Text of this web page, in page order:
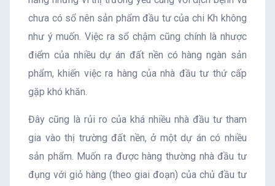
chưa có sổ nên sản phẩm đầu tư của chi Kh không
như ý muốn. Việc ra sổ chậm cũng chính là nhược
điểm của nhiều dự án đất nền có hàng ngàn sản
phẩm, khiến việc ra hàng của nhà đầu tư thứ cấp
gặp khó khăn.
Đây cũng là rủi ro của khá nhiều nhà đầu tư tham
gia vào thị trường đất nền, ở một dự án có nhiều
sản phẩm. Muốn ra được hàng thường nhà đầu tư
đụng với giỏ hàng (theo giai đoạn) của chủ đầu tư